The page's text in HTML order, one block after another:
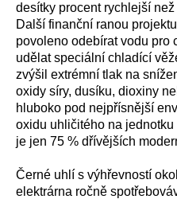
desítky procent rychlejší
Další finanční ranou
povoleno odebírat vodu pro
udělat speciální chladící
zvýšil extrémní tlak na
oxidy síry, dusíku, dioxiny
hluboko pod nejpřísnější
oxidu uhličitého na
je jen 75 % dřívějších
Černé uhlí s výhřevností
elektrárna ročně